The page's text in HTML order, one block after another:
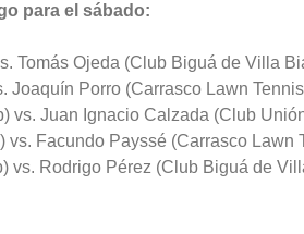
para el sábado:
Tomás Ojeda (Club Biguá de Villa
Joaquín Porro (Carrasco Lawn
vs. Juan Ignacio Calzada (Club
Facundo Payssé (Carrasco Lawn
vs. Rodrigo Pérez (Club Biguá de